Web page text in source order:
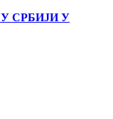
У СРБИЈИ У